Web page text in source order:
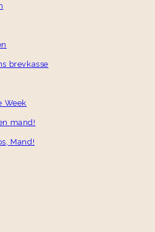
brevkasse
Week
mand!
Mand!